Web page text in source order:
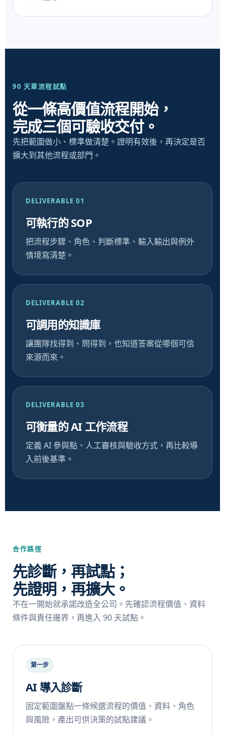
90 天單流程試點
從一條高價值流程開始，
完成三個可驗收交付。
先把範圍做小、標準做清楚。證明有效後，再決定是否
擴大到其他流程或部門。
DELIVERABLE 01
可執行的 SOP
把流程步驟、角色、判斷標準、輸入輸出與例外
情境寫清楚。
DELIVERABLE 02
可調用的知識庫
讓團隊找得到、問得到，也知道答案從哪個可信
來源而來。
DELIVERABLE 03
可衡量的 AI 工作流程
定義 AI 參與點、人工審核與驗收方式，再比較導
入前後基準。
合作路徑
先診斷，再試點；
先證明，再擴大。
不在一開始就承諾改造全公司。先確認流程價值、資料
條件與責任邊界，再進入 90 天試點。
第一步
AI 導入診斷
固定範圍盤點一條候選流程的價值、資料、角色
與風險，產出可供決策的試點建議。